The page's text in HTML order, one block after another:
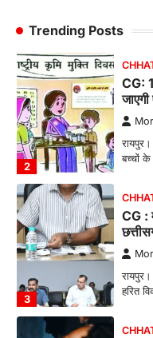
Trending Postsबनाने
2
CG:
रायपुर।
बच्चों के
3
CG :
हरित